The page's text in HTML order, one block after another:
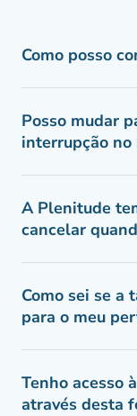
Como posso
Posso mudar
interrupção no
A Plenitude
cancelar
Como sei se a
para o meu
Tenho acesso
através desta